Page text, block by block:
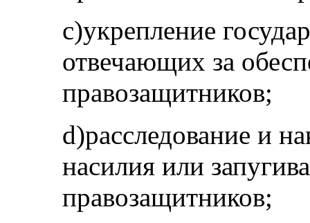
c)укрепление
отвечающих за
правозащитников;
d)расследование и
насилия или
правозащитников;